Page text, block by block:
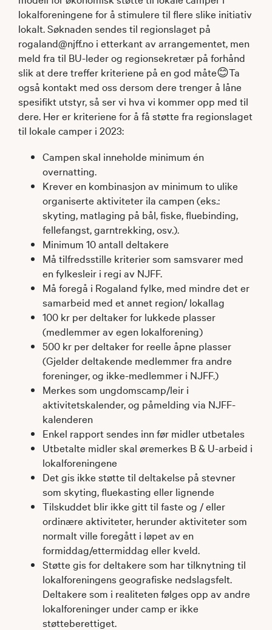
lokalforeningene for å stimulere til flere slike initiativ
lokalt. Søknaden sendes til regionslaget på
rogaland@njff.no i etterkant av arrangementet, men
meld fra til BU-leder og regionsekretær på forhånd
slik at dere treffer kriteriene på en god måte😊Ta
også kontakt med oss dersom dere trenger å låne
spesifikt utstyr, så ser vi hva vi kommer opp med til
dere. Her er kriteriene for å få støtte fra regionslaget
til lokale camper i 2023:
Campen skal inneholde minimum én
overnatting.
Krever en kombinasjon av minimum to ulike
organiserte aktiviteter ila campen (eks.:
skyting, matlaging på bål, fiske, fluebinding,
fellefangst, garntrekking, osv.).
Minimum 10 antall deltakere
Må tilfredsstille kriterier som samsvarer med
en fylkesleir i regi av NJFF.
Må foregå i Rogaland fylke, med mindre det er
samarbeid med et annet region/ lokallag
100 kr per deltaker for lukkede plasser
(medlemmer av egen lokalforening)
500 kr per deltaker for reelle åpne plasser
(Gjelder deltakende medlemmer fra andre
foreninger, og ikke-medlemmer i NJFF.)
Merkes som ungdomscamp/leir i
aktivitetskalender, og påmelding via NJFF-
kalenderen
Enkel rapport sendes inn før midler utbetales
Utbetalte midler skal øremerkes B & U-arbeid i
lokalforeningene
Det gis ikke støtte til deltakelse på stevner
som skyting, fluekasting eller lignende
Tilskuddet blir ikke gitt til faste og / eller
ordinære aktiviteter, herunder aktiviteter som
normalt ville foregått i løpet av en
formiddag/ettermiddag eller kveld.
Støtte gis for deltakere som har tilknytning til
lokalforeningens geografiske nedslagsfelt.
Deltakere som i realiteten følges opp av andre
lokalforeninger under camp er ikke
støtteberettiget.